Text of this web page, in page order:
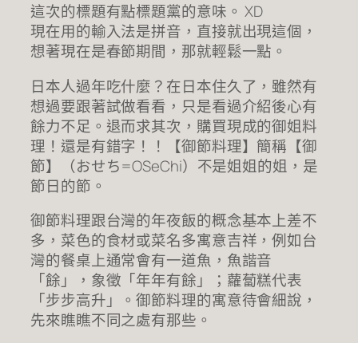
這次的標題有點標題黨的意味。 XD
現在用的輸入法是拼音，直接就出現這個，
想著現在是春節期間，那就輕鬆一點。
日本人過年吃什麼？在日本住久了，雖然有
想過要跟著試做看看，只是看過介紹後心有
餘力不足。退而求其次，購買現成的御姐料
理！還是有錯字！！【御節料理】簡稱【御
節】（おせち=OSeChi）不是姐姐的姐，是
節日的節。
御節料理跟台灣的年夜飯的概念基本上差不
多，菜色的食材或菜名多寓意吉祥，例如台
灣的餐桌上通常會有一道魚，魚諧音
「餘」，象徵「年年有餘」；蘿蔔糕代表
「步步高升」。御節料理的寓意待會細說，
先來瞧瞧不同之處有那些。